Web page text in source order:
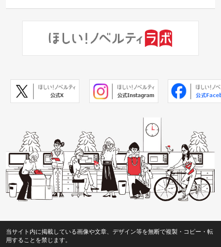
当サイト内に掲載している画像や文章、デザイン等を無断で複製・コピー・転
用することを禁じます。